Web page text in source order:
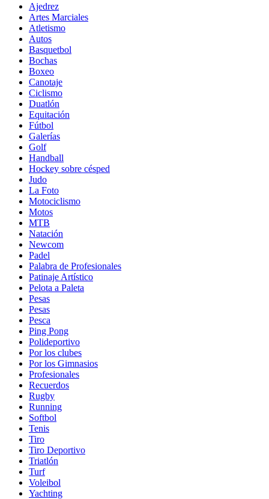
Ajedrez
Artes Marciales
Atletismo
Autos
Basquetbol
Bochas
Boxeo
Canotaje
Ciclismo
Duatlón
Equitación
Fútbol
Galerías
Golf
Handball
Hockey sobre césped
Judo
La Foto
Motociclismo
Motos
MTB
Natación
Newcom
Padel
Palabra de Profesionales
Patinaje Artístico
Pelota a Paleta
Pesas
Pesas
Pesca
Ping Pong
Polideportivo
Por los clubes
Por los Gimnasios
Profesionales
Recuerdos
Rugby
Running
Softbol
Tenis
Tiro
Tiro Deportivo
Triatlón
Turf
Voleibol
Yachting